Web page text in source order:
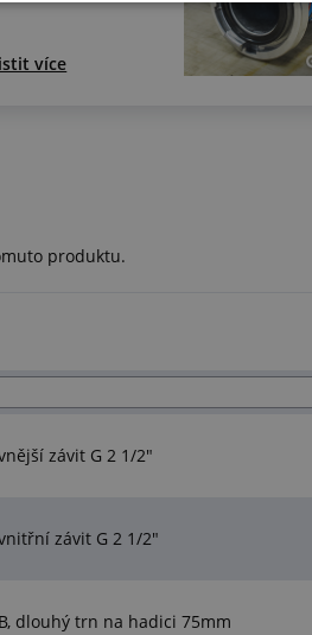
více
produktu.
závit G 2 1/2"
závit G 2 1/2"
dlouhý trn na hadici 75mm